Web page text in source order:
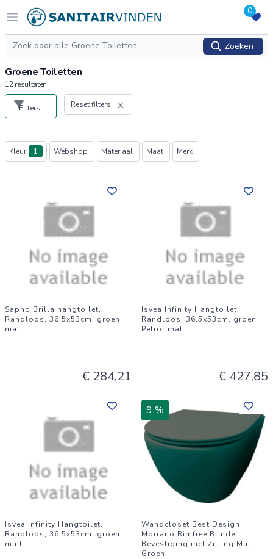
Open menu
Logo sanitairvinden.nl 0
Zoeken
Zoeken
Groene Toiletten
12resultaten
Filters Reset filters
Producten
Kleur 1 Webshop Materiaal Maat Merk
Sapho Brilla hangtoilet,
Randloos, 36,5x53cm, groen
mat
€ 284,21
Isvea Infinity Hangtoilet,
Randloos, 36,5x53cm, groen
Petrol mat
€ 427,85
Isvea Infinity Hangtoilet,
Randloos, 36,5x53cm, groen
mint
9 %
Wandcloset Best Design
Morrano Rimfree Blinde
Bevestiging incl Zitting Mat
Groen